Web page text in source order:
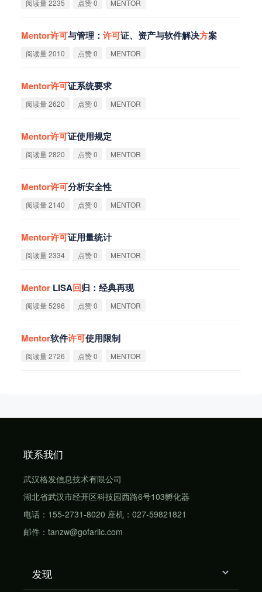
阅读量 2235 点赞 0 MENTOR
Mentor许可与管理： 许可证、资产与软件解决方案
阅读量 2010 点赞 0 MENTOR
Mentor许可证系统要求
阅读量 2620 点赞 0 MENTOR
Mentor许可证使用规定
阅读量 2820 点赞 0 MENTOR
Mentor许可分析安全性
阅读量 2140 点赞 0 MENTOR
Mentor许可证用量统计
阅读量 2334 点赞 0 MENTOR
Mentor LISA回归：经典再现
阅读量 5296 点赞 0 MENTOR
Mentor软件许可使用限制
阅读量 2726 点赞 0 MENTOR
联系我们
武汉格发信息技术有限公司
湖北省武汉市经开区科技园西路6号103孵化器
电话：155-2731-8020 座机：027-59821821
邮件：tanzw@gofarlic.com
发现